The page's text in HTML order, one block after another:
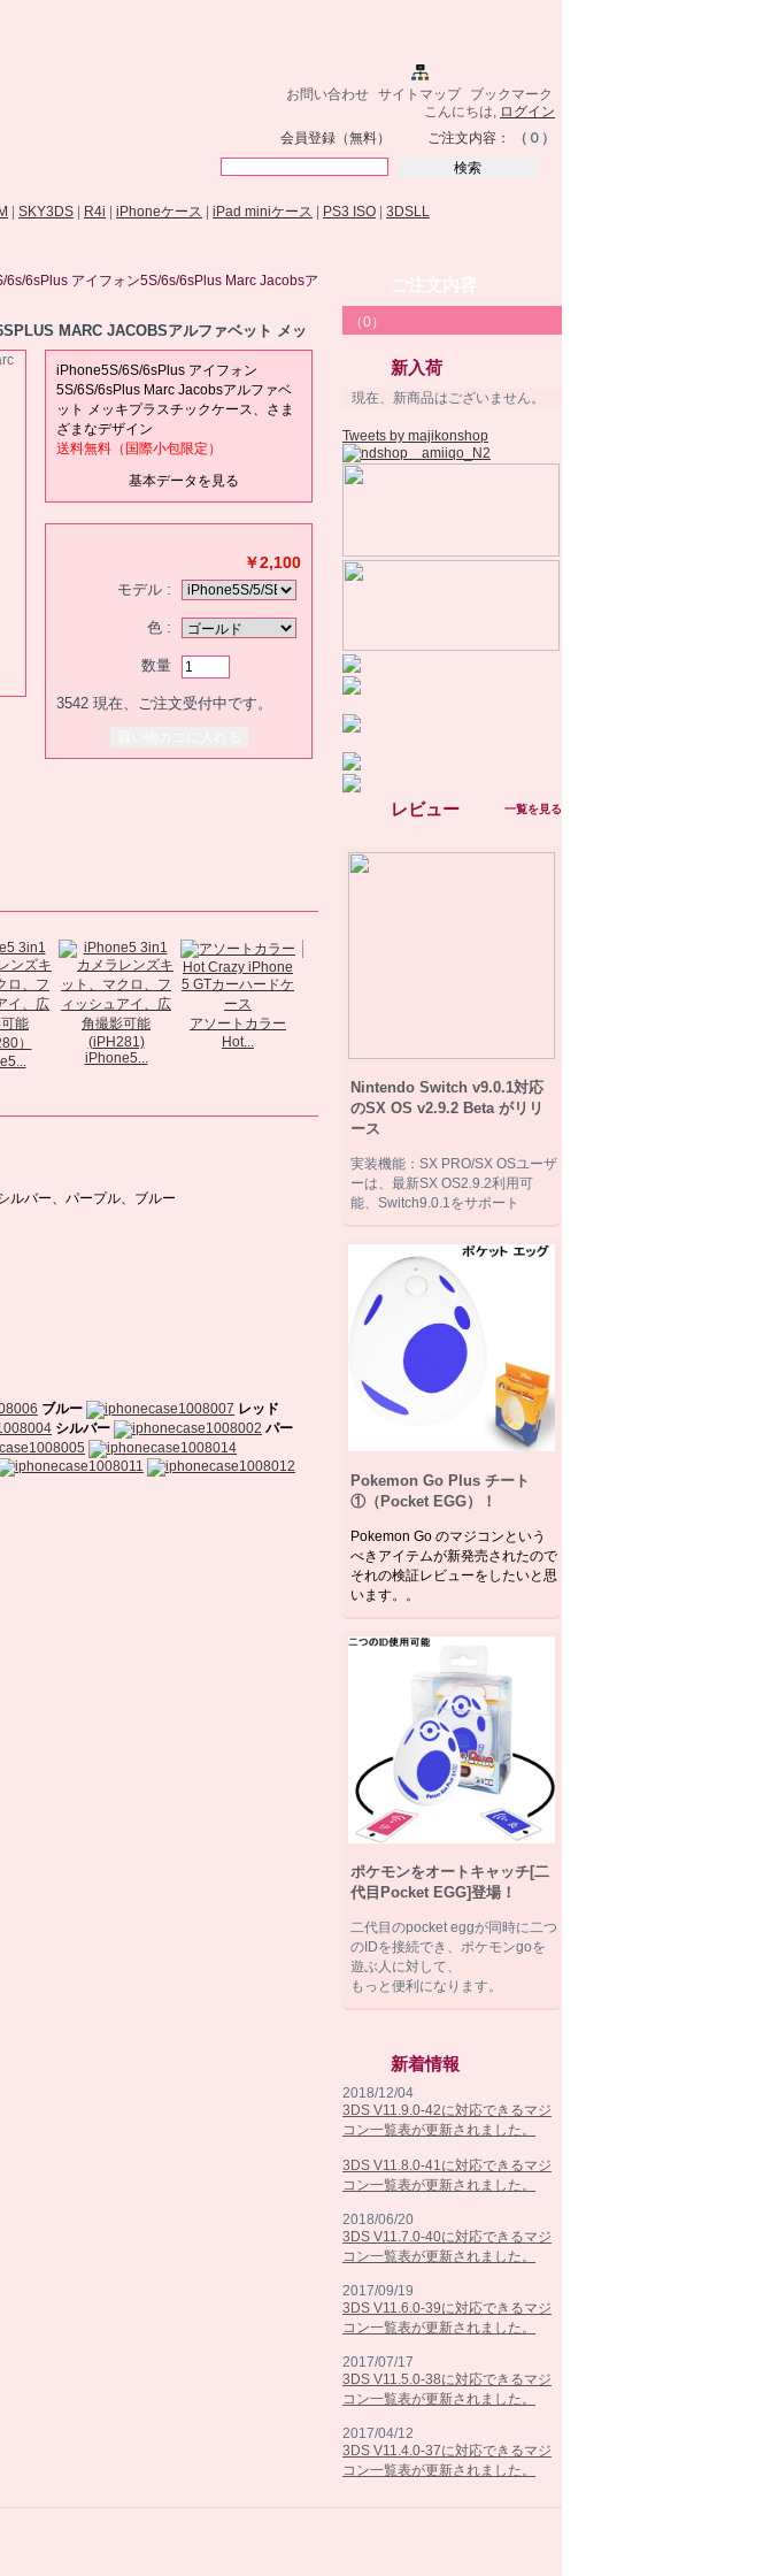
お問い合わせ サイトマップ
ブックマーク
こんにちは,
ログイン
ご注文内容： （０）
会員登録（無料）
SKY3DS R4i iPhoneケース iPad miniケース PS3 ISO 3DSLL
6s/6sPlus アイフォン5S/6s/6sPlus Marc Jacobsア
MARC JACOBSアルファベット メッ
iPhone5S/6S/6sPlus アイフォン
5S/6S/6sPlus Marc Jacobsアルファベ
ット メッキプラスチックケース、さま
ざまなデザイン
送料無料（国際小包限定）
基本データを見る
￥2,100
モデル :
色 :
数量
3542 現在、ご注文受付中です。
iPhone5...
アソートカラー
Hot...
ルバー、パープル、ブルー
ブルー
レッド
シルバー
パー
（0）
新入荷
現在、新商品はございません。
Tweets by majikonshop
レビュー 一覧を見る
Nintendo Switch v9.0.1対応
のSX OS v2.9.2 Beta がリリ
ース
実装機能：SX PRO/SX OSユーザ
ーは、最新SX OS2.9.2利用可
能、Switch9.0.1をサポート
Pokemon Go Plus チート
①（Pocket EGG）！
Pokemon Go のマジコンという
べきアイテムが新発売されたので
それの検証レビューをしたいと思
います。。
ポケモンをオートキャッチ[二
代目Pocket EGG]登場！
二代目のpocket eggが同時に二つ
のIDを接続でき、ポケモンgoを
遊ぶ人に対して、
もっと便利になります。
新着情報
2018/12/04
3DS V11.9.0-42に対応できるマジ
コン一覧表が更新されました。
3DS V11.8.0-41に対応できるマジ
コン一覧表が更新されました。
2018/06/20
3DS V11.7.0-40に対応できるマジ
コン一覧表が更新されました。
2017/09/19
3DS V11.6.0-39に対応できるマジ
コン一覧表が更新されました。
2017/07/17
3DS V11.5.0-38に対応できるマジ
コン一覧表が更新されました。
2017/04/12
3DS V11.4.0-37に対応できるマジ
コン一覧表が更新されました。